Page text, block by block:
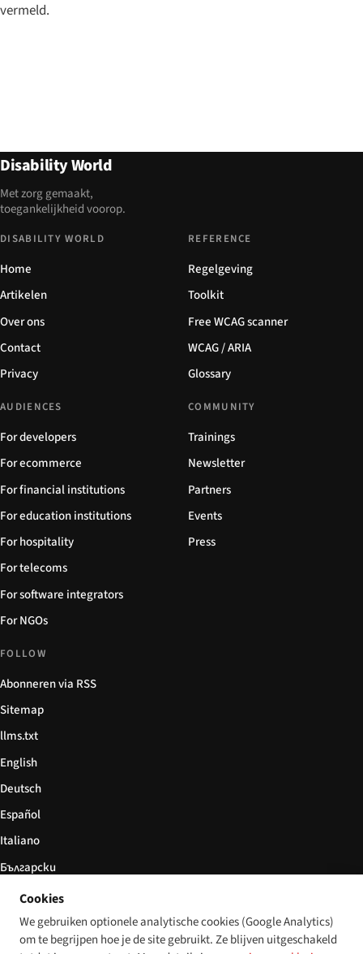
vermeld.
Disability World
Met zorg gemaakt,
toegankelijkheid voorop.
DISABILITY WORLD
Home
Artikelen
Over ons
Contact
Privacy
REFERENCE
Regelgeving
Toolkit
Free WCAG scanner
WCAG / ARIA
Glossary
AUDIENCES
For developers
For ecommerce
For financial institutions
For education institutions
For hospitality
For telecoms
For software integrators
For NGOs
COMMUNITY
Trainings
Newsletter
Partners
Events
Press
FOLLOW
Abonneren via RSS
Sitemap
llms.txt
English
Deutsch
Español
Italiano
Български
简体中文
Cookies
We gebruiken optionele analytische cookies (Google Analytics)
om te begrijpen hoe je de site gebruikt. Ze blijven uitgeschakeld